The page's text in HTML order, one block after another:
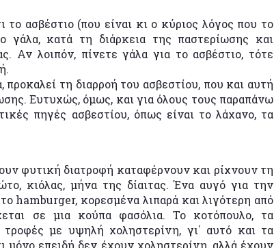
ασβέστιο (που είναι κι ο κύριος λόγος που το
γάλα, κατά τη διάρκεια της παστερίωσης και
Αν λοιπόν, πίνετε γάλα για το ασβέστιο, τότε
τη διαρροή του ασβεστίου, που και αυτή
Ευτυχώς, όμως, και για όλους τους παραπάνω
πηγές ασβεστίου, όπως είναι το λάχανο, τα
φυτική διατροφή καταφέρνουν και ρίχνουν τη
κιόλας, μήνα της δίαιτας. Ένα αυγό για την
hamburger, κορεσμένα λιπαρά και λιγότερη από
σε μια κούπα φασόλια. Το κοτόπουλο, τα
με υψηλή χοληστερίνη, γι΄ αυτό και τα
μόνο επειδή δεν έχουν χοληστερίνη, αλλά έχουν